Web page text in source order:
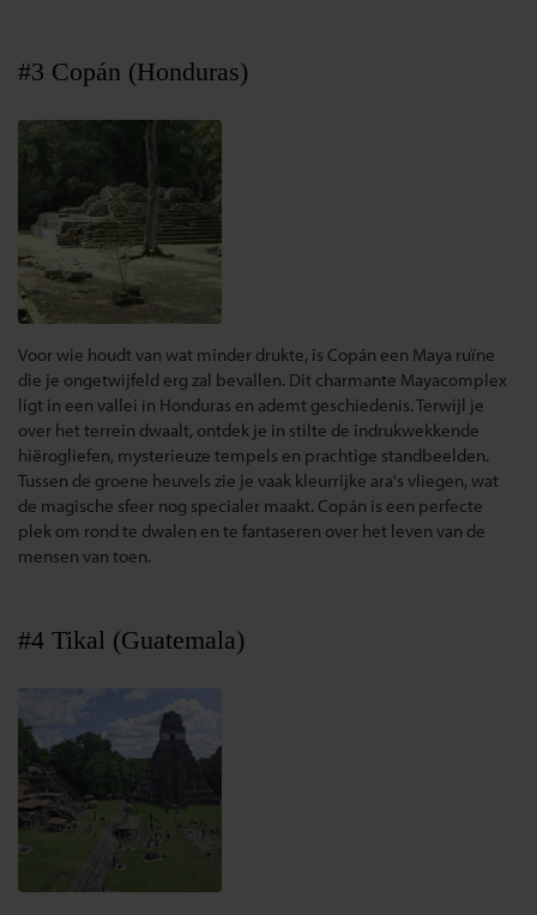
#3 Copán (Honduras)
Voor wie houdt van wat minder drukte, is Copán een Maya ruïne
die je ongetwijfeld erg zal bevallen. Dit charmante Mayacomplex
ligt in een vallei in Honduras en ademt geschiedenis. Terwijl je
over het terrein dwaalt, ontdek je in stilte de indrukwekkende
hiërogliefen, mysterieuze tempels en prachtige standbeelden.
Tussen de groene heuvels zie je vaak kleurrijke ara's vliegen, wat
de magische sfeer nog specialer maakt. Copán is een perfecte
plek om rond te dwalen en te fantaseren over het leven van de
mensen van toen.
#4 Tikal (Guatemala)